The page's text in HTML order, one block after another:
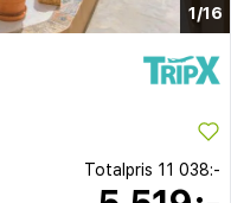
1/16
Totalpris 11 038:-